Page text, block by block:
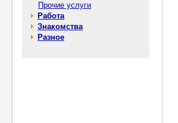
Прочие услуги
Работа
Знакомства
Разное